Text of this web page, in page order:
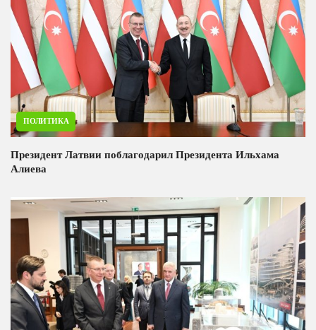
ПОЛИТИКА
Президент Латвии поблагодарил Президента Ильхама
Алиева